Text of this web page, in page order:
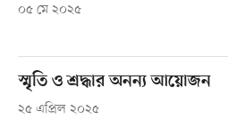
০৫ মে ২০২৫
স্মৃতি ও শ্রদ্ধার অনন্য আয়োজন
২৫ এপ্রিল ২০২৫